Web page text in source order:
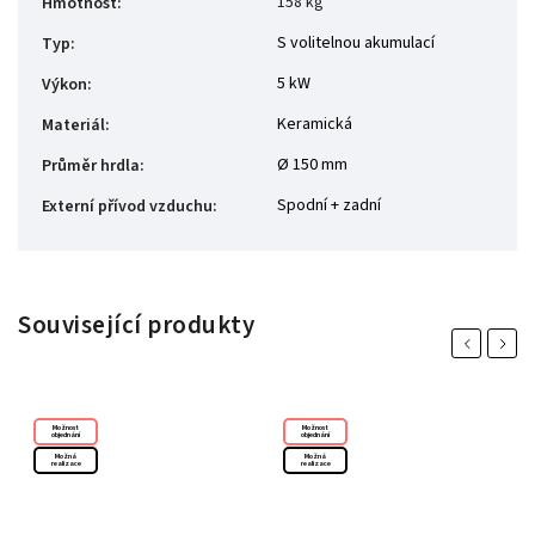
Typ:
S volitelnou akumulací
Výkon:
5 kW
Materiál:
Keramická
Průměr hrdla:
Ø 150 mm
Externí přívod vzduchu: Spodní + zadní
Související produkty
Previous
Možnost
objednání
Možná
realizace
Možnost
objednání
Možná
realizace
Next